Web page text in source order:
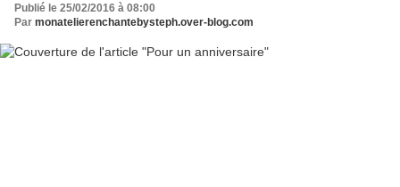
Publié le 25/02/2016 à 08:00
Par monatelierenchantebysteph.over-blog.com